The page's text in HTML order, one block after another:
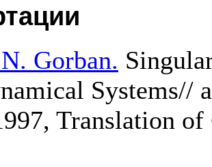
Gorban.
Systems//
Translation